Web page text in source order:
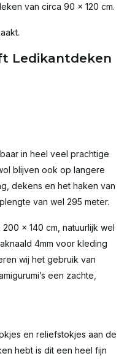
van circa 90 x 120 cm.
Ledikantdeken
in heel veel prachtige
blijven ook op langere
dekens en het haken van
van wel 295 meter.
x 140 cm, natuurlijk wel
4mm voor kleding
wij het gebruik van
een zachte,
en reliefstokjes aan de
hebt is dit een heel fijn